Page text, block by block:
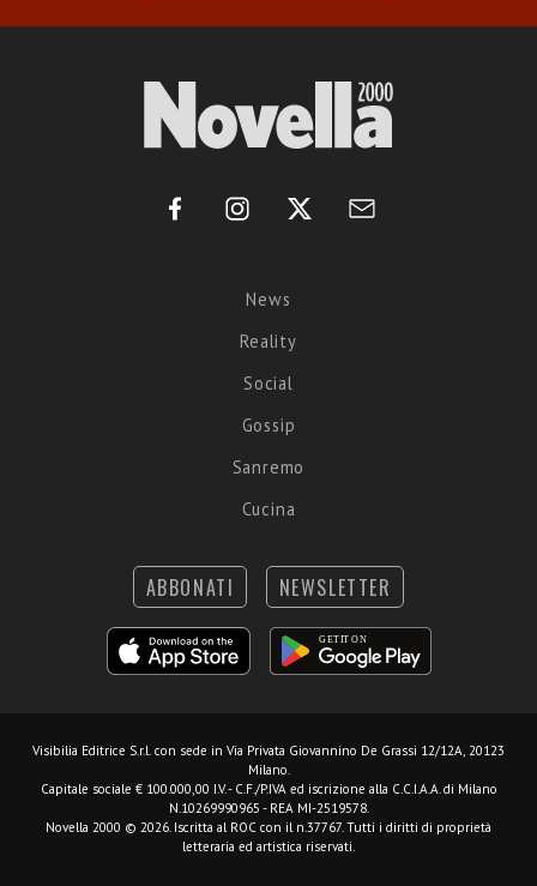
News
Reality
Social
Gossip
Sanremo
Cucina
ABBONATI NEWSLETTER
Visibilia Editrice S.r.l. con sede in Via Privata Giovannino De Grassi 12/12A, 20123
Milano.
Capitale sociale € 100.000,00 I.V. - C.F./P.IVA ed iscrizione alla C.C.I.A.A. di Milano
N.10269990965 - REA MI-2519578.
Novella 2000 © 2026. Iscritta al ROC con il n.37767. Tutti i diritti di proprietà
letteraria ed artistica riservati.